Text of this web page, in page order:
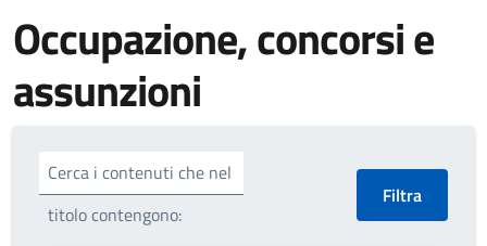
Occupazione, concorsi e
assunzioni
Cerca i contenuti che nel
titolo contengono: